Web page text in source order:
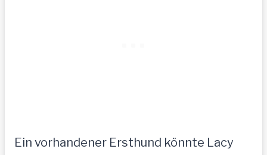
Ein vorhandener Ersthund könnte Lacy